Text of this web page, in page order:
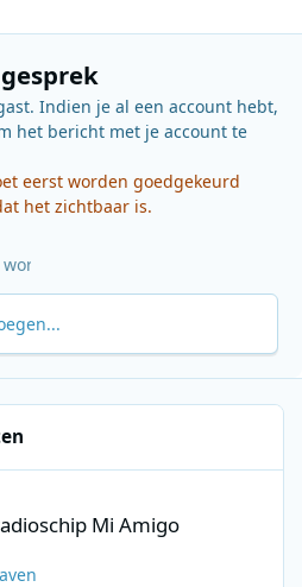
Indien je al een account hebt,
het bericht met je account te
eerst worden goedgekeurd
het zichtbaar is.
Mi Amigo